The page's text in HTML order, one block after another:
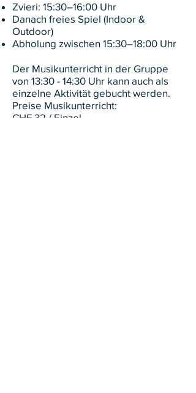
Zvieri: 15:30–16:00 Uhr
Danach freies Spiel (Indoor &
Outdoor)
Abholung zwischen 15:30–18:00 Uhr
Der Musikunterricht in der Gruppe
von 13:30 - 14:30 Uhr kann auch als
einzelne Aktivität gebucht werden.
​Preise Musikunterricht:
CHF 32 / Einzel